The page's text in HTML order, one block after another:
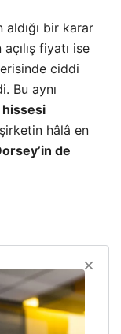
aldığı bir karar
fiyatı ise
ciddi
Bu aynı
hâlâ en
de